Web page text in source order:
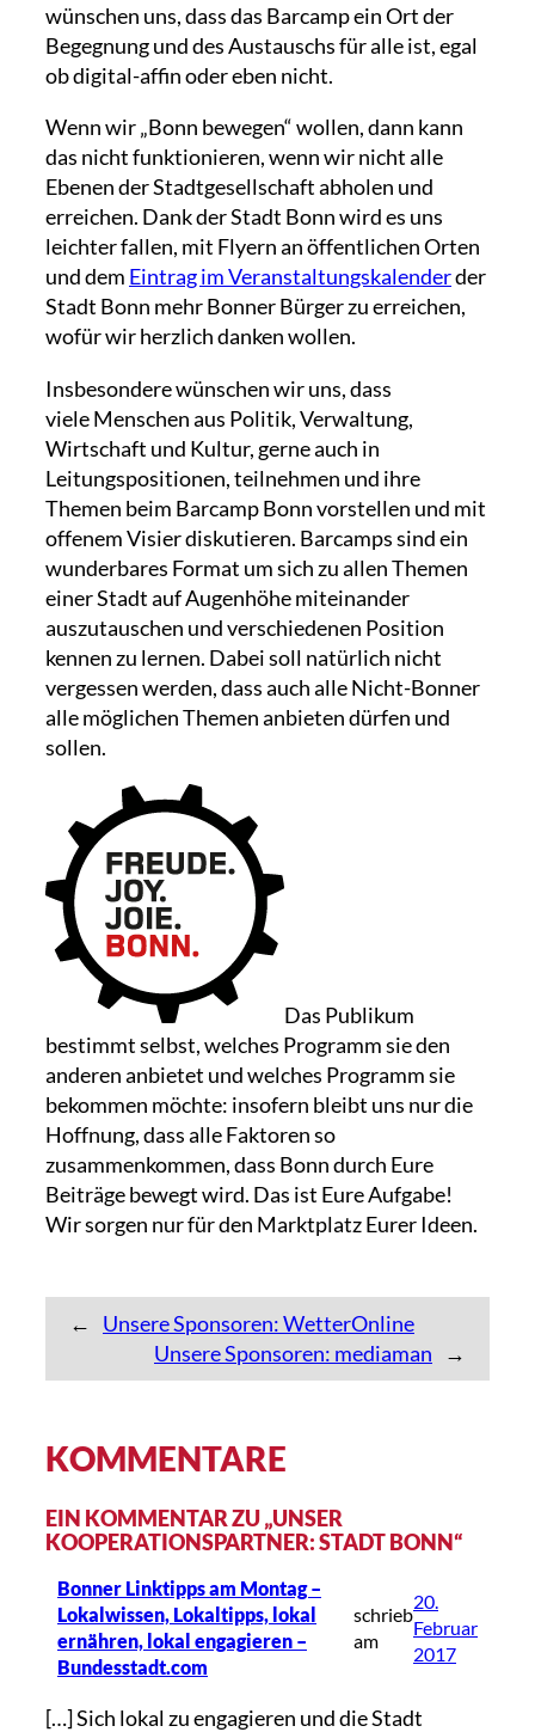
wünschen uns, dass das Barcamp ein Ort der
Begegnung und des Austauschs für alle ist, egal
ob digital-affin oder eben nicht.
Wenn wir „Bonn bewegen“ wollen, dann kann
das nicht funktionieren, wenn wir nicht alle
Ebenen der Stadtgesellschaft abholen und
erreichen. Dank der Stadt Bonn wird es uns
leichter fallen, mit Flyern an öffentlichen Orten
und dem Eintrag im Veranstaltungskalenderder
Stadt Bonn mehr Bonner Bürger zu erreichen,
wofür wir herzlich danken wollen.
Insbesondere wünschen wir uns, dass
viele Menschen aus Politik, Verwaltung,
Wirtschaft und Kultur, gerne auch in
Leitungspositionen, teilnehmen und ihre
Themen beim Barcamp Bonn vorstellen und mit
offenem Visier diskutieren. Barcamps sind ein
wunderbares Format um sich zu allen Themen
einer Stadt auf Augenhöhe miteinander
auszutauschen und verschiedenen Position
kennen zu lernen. Dabei soll natürlich nicht
vergessen werden, dass auch alle Nicht-Bonner
alle möglichen Themen anbieten dürfen und
sollen.
Das Publikum
bestimmt selbst, welches Programm sie den
anderen anbietet und welches Programm sie
bekommen möchte: insofern bleibt uns nur die
Hoffnung, dass alle Faktoren so
zusammenkommen, dass Bonn durch Eure
Beiträge bewegt wird. Das ist Eure Aufgabe!
Wir sorgen nur für den Marktplatz Eurer Ideen.
←
Unsere Sponsoren: WetterOnline
Unsere Sponsoren: mediaman
→
KOMMENTARE
EIN KOMMENTAR ZU „UNSER
KOOPERATIONSPARTNER: STADT BONN“
Bonner Linktipps am Montag –
Lokalwissen, Lokaltipps, lokal
ernähren, lokal engagieren –
Bundesstadt.com
schrieb
am
20.
Februar
2017
[…] Sich lokal zu engagieren und die Stadt